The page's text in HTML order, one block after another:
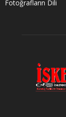
Fotoğrafların Dili